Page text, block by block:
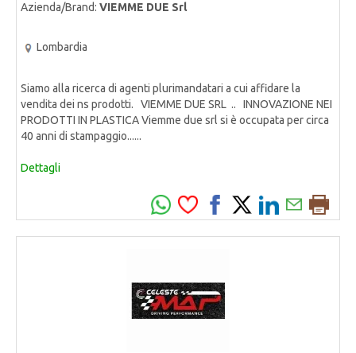
Azienda/Brand: VIEMME DUE Srl
Lombardia
Siamo alla ricerca di agenti plurimandatari a cui affidare la
vendita dei ns prodotti. VIEMME DUE SRL .. INNOVAZIONE NEI
PRODOTTI IN PLASTICA Viemme due srl si è occupata per circa
40 anni di stampaggio......
Dettagli